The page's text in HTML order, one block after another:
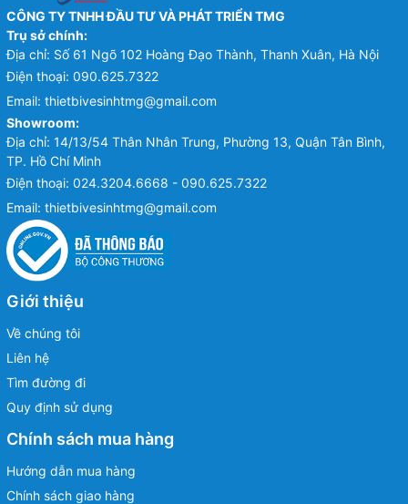
CÔNG TY TNHH ĐẦU TƯ VÀ PHÁT TRIỂN TMG
Trụ sở chính:
Địa chỉ: Số 61 Ngõ 102 Hoàng Đạo Thành, Thanh Xuân, Hà Nội
Điện thoại: 090.625.7322
Email: thietbivesinhtmg@gmail.com
Showroom:
Địa chỉ: 14/13/54 Thân Nhân Trung, Phường 13, Quận Tân Bình,
TP. Hồ Chí Minh
Điện thoại: 024.3204.6668 - 090.625.7322
Email: thietbivesinhtmg@gmail.com
Giới thiệu
Về chúng tôi
Liên hệ
Tìm đường đi
Quy định sử dụng
Chính sách mua hàng
Hướng dẫn mua hàng
Chính sách giao hàng